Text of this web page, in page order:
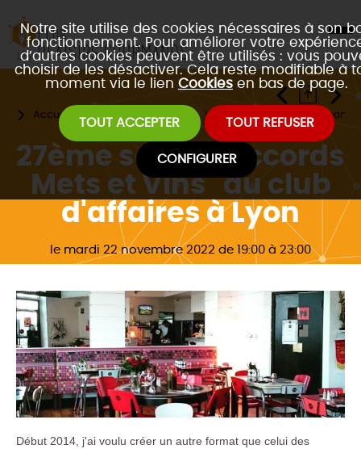
Notre site utilise des cookies nécessaires à son
fonctionnement. Pour améliorer votre
d’autres cookies peuvent être utilisés : vous
choisir de les désactiver. Cela reste modifiable à
moment via le lien Cookies en bas de page.
TOUT ACCEPTER TOUT REFUSER
CONFIGURER
Accueil Les évènements Les 3 formats de
27ème soirée "Accords
Mets et Vins" du club
d'affaires à Lyon
le mardi 22 novembre 2022 de 19:00 à 23:00
Début 2014, j'ai voulu créer un autre format que celui des